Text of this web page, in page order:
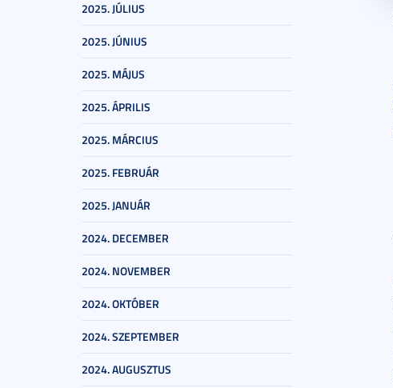
2025. JÚLIUS
2025. JÚNIUS
2025. MÁJUS
2025. ÁPRILIS
2025. MÁRCIUS
2025. FEBRUÁR
2025. JANUÁR
2024. DECEMBER
2024. NOVEMBER
2024. OKTÓBER
2024. SZEPTEMBER
2024. AUGUSZTUS